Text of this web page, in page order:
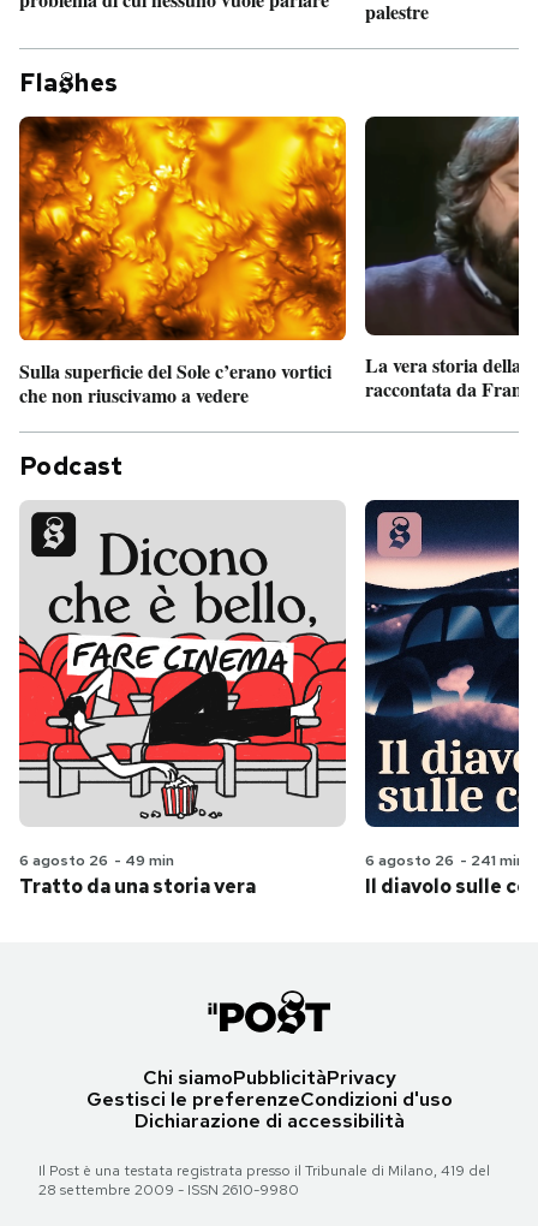
palestre
Fla hes
Sulla superficie del Sole c’erano vortici
che non riuscivamo a vedere
La vera storia della
raccontata da
Podcast
6 agosto 26 - 49 min
Tratto da una storia vera
6 agosto 26 - 241 min
Il diavolo sulle
Chi siamoPubblicitàPrivacy
Gestisci le preferenzeCondizioni d'uso
Dichiarazione di accessibilità
Il Post è una testata registrata presso il Tribunale di Milano, 419 del
28 settembre 2009 - ISSN 2610-9980